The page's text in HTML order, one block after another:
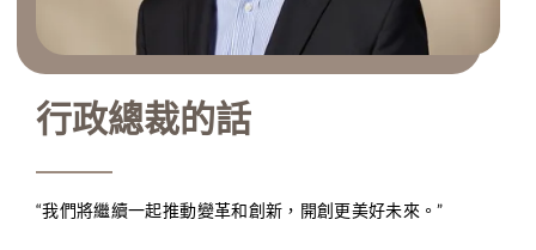
行政總裁的話
“我們將繼續一起推動變革和創新，開創更美好未來。”